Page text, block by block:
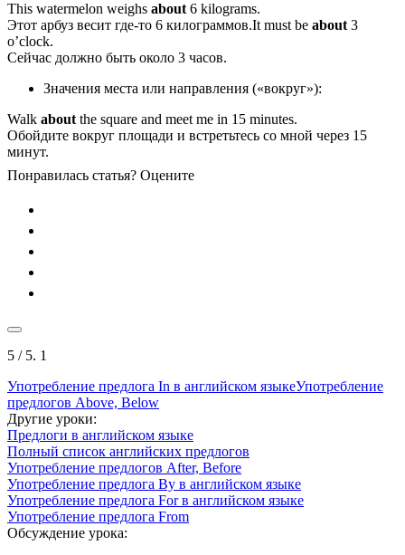
This watermelon weighs about 6 kilograms.
Этот арбуз весит где-то 6 килограммов.It must be about 3
o’clock.
Сейчас должно быть около 3 часов.
Значения места или направления («вокруг»):
Walk about the square and meet me in 15 minutes.
Обойдите вокруг площади и встретьтесь со мной через 15
минут.
Понравилась статья? Оцените
5 / 5. 1
Употребление предлога In в английском языкеУпотребление
предлогов Above, Below
Другие уроки:
Предлоги в английском языке
Полный список английских предлогов
Употребление предлогов After, Before
Употребление предлога By в английском языке
Употребление предлога For в английском языке
Употребление предлога From
Обсуждение урока: